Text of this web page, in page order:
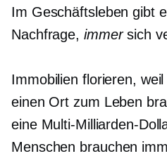
Im Geschäftsleben gibt
Nachfrage, immersich
Immobilien florieren,
einen Ort zum Leben
eine Multi-Milliarden-
Menschen brauchen